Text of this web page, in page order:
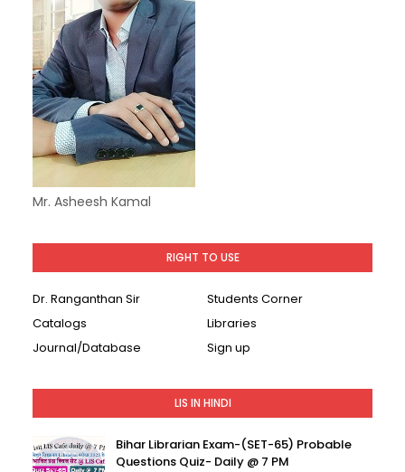
Mr. Asheesh Kamal
RIGHT TO USE
Dr. Ranganthan Sir
Students Corner
Catalogs
Libraries
Journal/Database
Sign up
LIS IN HINDI
Bihar Librarian Exam-(SET-65) Probable
Questions Quiz- Daily @ 7 PM